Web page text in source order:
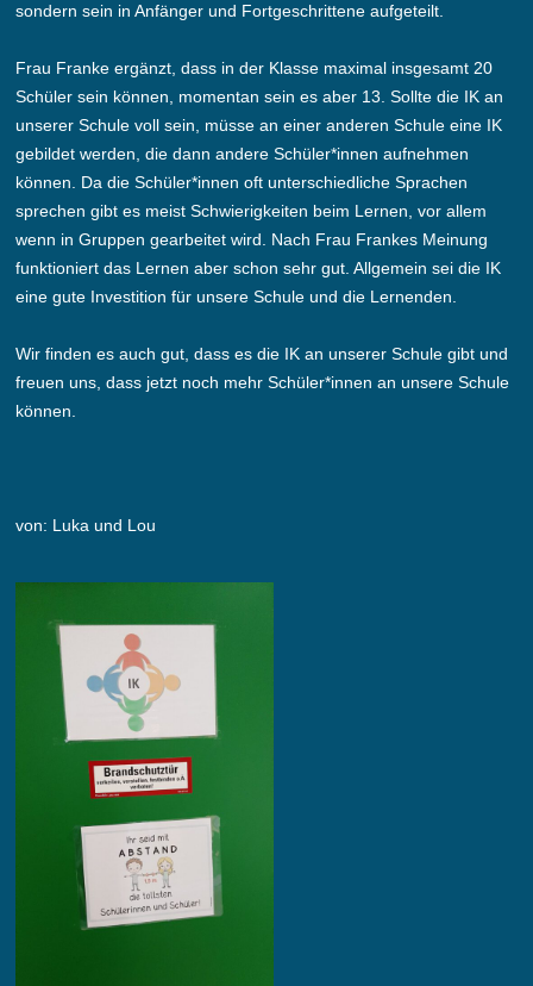
sondern sein in Anfänger und Fortgeschrittene aufgeteilt.
Frau Franke ergänzt, dass in der Klasse maximal insgesamt 20
Schüler sein können, momentan sein es aber 13. Sollte die IK an
unserer Schule voll sein, müsse an einer anderen Schule eine IK
gebildet werden, die dann andere Schüler*innen aufnehmen
können. Da die Schüler*innen oft unterschiedliche Sprachen
sprechen gibt es meist Schwierigkeiten beim Lernen, vor allem
wenn in Gruppen gearbeitet wird. Nach Frau Frankes Meinung
funktioniert das Lernen aber schon sehr gut. Allgemein sei die IK
eine gute Investition für unsere Schule und die Lernenden.
Wir finden es auch gut, dass es die IK an unserer Schule gibt und
freuen uns, dass jetzt noch mehr Schüler*innen an unsere Schule
können.
von: Luka und Lou